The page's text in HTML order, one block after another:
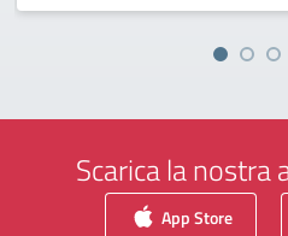
Scarica la nostra
App Store